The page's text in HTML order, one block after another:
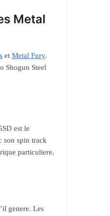
Metal
et Metal Fury.
Shogun Steel
est le
son spin track
particuliere.
genere. Les